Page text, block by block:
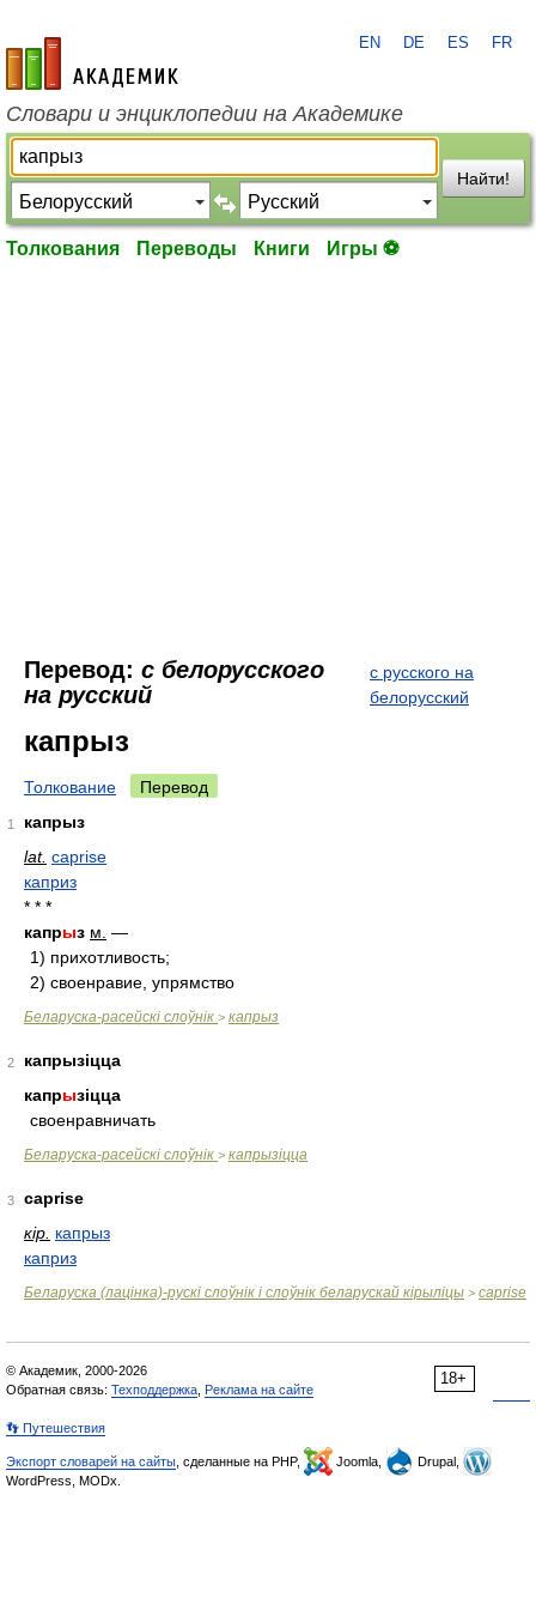
academic.ru
EN DE ES FR
Словари и энциклопедии на Академике
Найти!
Толкования Переводы Книги Игры ⚽
Перевод: с белорусского
на русский
с русского на
белорусский
капрыз
Толкование Перевод
1
капрыз
lat. caprise
каприз
* * *
капрыз м. —
1) прихотливость;
2) своенравие, упрямство
Беларуска-расейскі слоўнік > капрыз
2
капрызіцца
капрызіцца
своенравничать
Беларуска-расейскі слоўнік > капрызіцца
3
caprise
кір. капрыз
каприз
Беларуска (лацінка)-рускі слоўнік і слоўнік беларускай кірыліцы > caprise
18+
© Академик, 2000-2026
Обратная связь: Техподдержка Реклама на сайте
👣 Путешествия
Экспорт словарей на сайты , сделанные на PHP, Joomla,
Drupal,
WordPress, MODx.